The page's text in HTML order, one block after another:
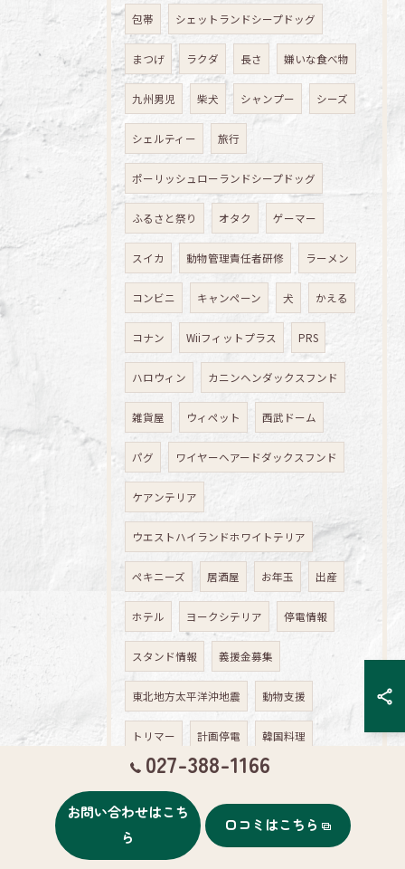
包帯 シェットランドシープドッグ
まつげ ラクダ 長さ 嫌いな食べ物
九州男児 柴犬 シャンプー シーズ
シェルティー 旅行
ポーリッシュローランドシープドッグ
ふるさと祭り オタク ゲーマー
スイカ 動物管理責任者研修 ラーメン
コンビニ キャンペーン 犬 かえる
コナン Wiiフィットプラス PRS
ハロウィン カニンヘンダックスフンド
雑貨屋 ウィペット 西武ドーム
パグ ワイヤーヘアードダックスフンド
ケアンテリア
ウエストハイランドホワイトテリア
ペキニーズ 居酒屋 お年玉 出産
ホテル ヨークシテリア 停電情報
スタンド情報 義援金募集
東北地方太平洋沖地震 動物支援
トリマー 計画停電 韓国料理
コンタクト お花見 参鶏湯
ミニチュアダックスフンドのクッキーくん
サニタリーパンツ
027-388-1166
お問い合わせはこち
ら
口コミはこちら